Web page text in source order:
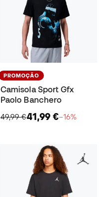
PROMOÇÃO
Camisola Sport Gfx
Paolo Banchero
49,99 €41,99 €−16%